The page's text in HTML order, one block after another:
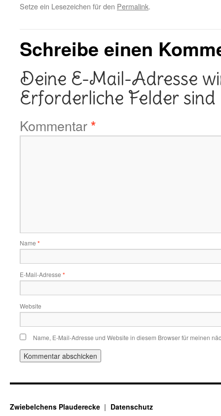
Setze ein Lesezeichen für den Permalink.
Schreibe einen
Deine E-Mail-Adresse
Erforderliche Felder
Kommentar*
Name *
E-Mail-Adresse *
Website
Name, E-Mail-Adresse und Website in diesem Browser für meinen
Zwiebelchens Plauderecke Datenschutz